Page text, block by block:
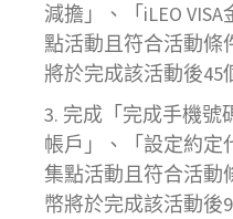
減擔」、「iLEO
點活動且符合活動條
將於完成該活動後45
完成「完成手機號
帳戶」、「設定約定
集點活動且符合活動
幣將於完成該活動後